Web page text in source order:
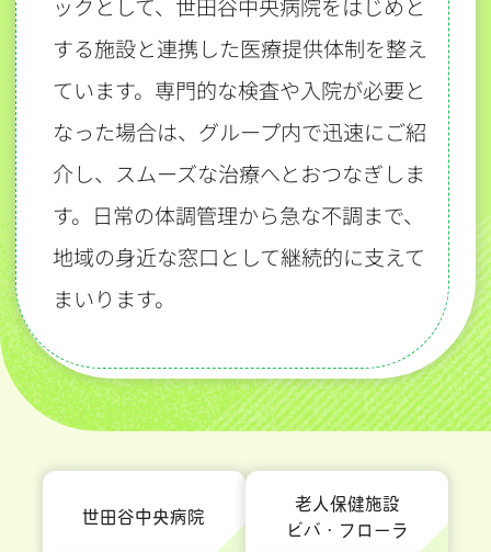
ックとして、世田谷中央病院をはじめと
する施設と連携した医療提供体制を整え
ています。専門的な検査や入院が必要と
なった場合は、グループ内で迅速にご紹
介し、スムーズな治療へとおつなぎしま
す。日常の体調管理から急な不調まで、
地域の身近な窓口として継続的に支えて
まいります。
世田谷中央病院
老人保健施設
ビバ・フローラ